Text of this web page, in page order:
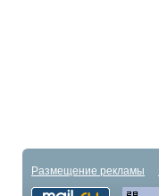
Размещение рекламы